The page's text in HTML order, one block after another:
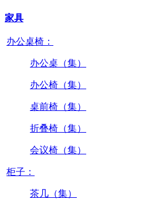
家具
办公桌椅：
办公桌（集）
办公椅（集）
桌前椅（集）
折叠椅（集）
会议椅（集）
柜子：
茶几（集）